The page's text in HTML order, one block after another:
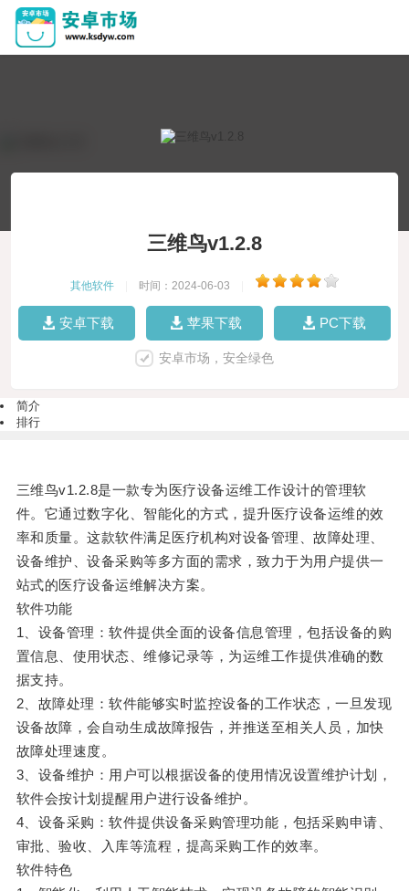
三维鸟v1.2.8
其他软件 时间：2024-06-03
安卓下载 苹果下载 PC下载
安卓市场，安全绿色
简介
排行
三维鸟v1.2.8是一款专为医疗设备运维工作设计的管理软
件。它通过数字化、智能化的方式，提升医疗设备运维的效
率和质量。这款软件满足医疗机构对设备管理、故障处理、
设备维护、设备采购等多方面的需求，致力于为用户提供一
站式的医疗设备运维解决方案。
软件功能
1、设备管理：软件提供全面的设备信息管理，包括设备的购
置信息、使用状态、维修记录等，为运维工作提供准确的数
据支持。
2、故障处理：软件能够实时监控设备的工作状态，一旦发现
设备故障，会自动生成故障报告，并推送至相关人员，加快
故障处理速度。
3、设备维护：用户可以根据设备的使用情况设置维护计划，
软件会按计划提醒用户进行设备维护。
4、设备采购：软件提供设备采购管理功能，包括采购申请、
审批、验收、入库等流程，提高采购工作的效率。
软件特色